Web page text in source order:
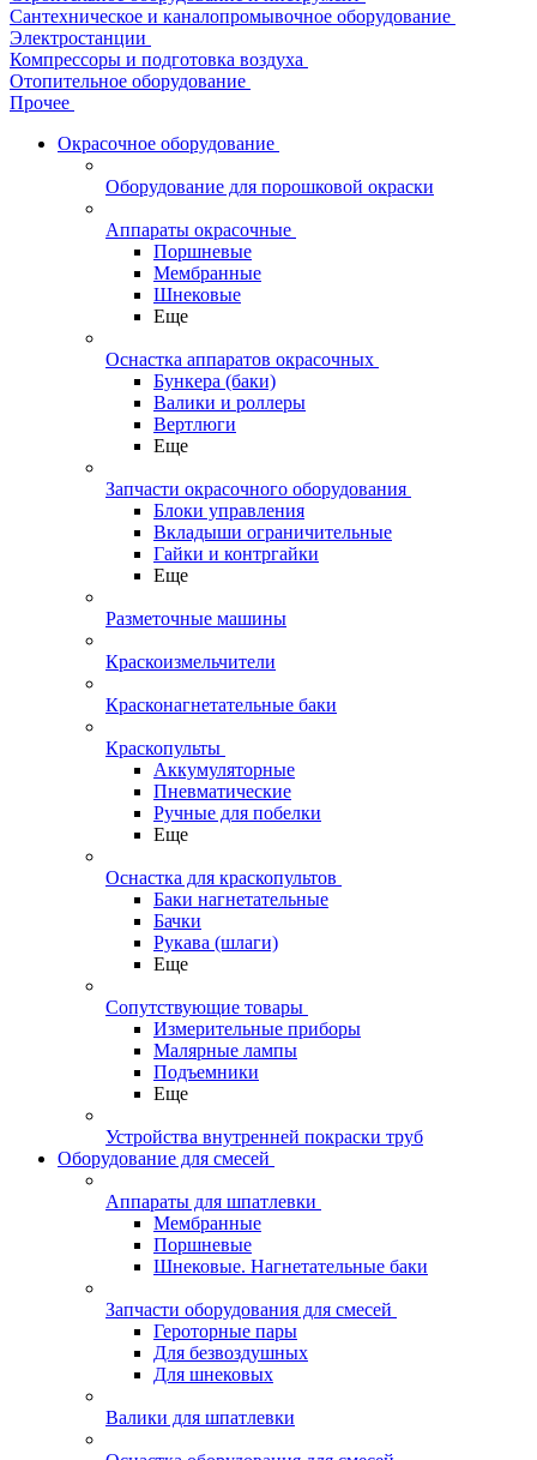
Сантехническое и каналопромывочное оборудование
Электростанции
Компрессоры и подготовка воздуха
Отопительное оборудование
Прочее
Окрасочное оборудование
Оборудование для порошковой окраски
Аппараты окрасочные
Поршневые
Мембранные
Шнековые
Еще
Оснастка аппаратов окрасочных
Бункера (баки)
Валики и роллеры
Вертлюги
Еще
Запчасти окрасочного оборудования
Блоки управления
Вкладыши ограничительные
Гайки и контргайки
Еще
Разметочные машины
Краскоизмельчители
Красконагнетательные баки
Краскопульты
Аккумуляторные
Пневматические
Ручные для побелки
Еще
Оснастка для краскопультов
Баки нагнетательные
Бачки
Рукава (шлаги)
Еще
Сопутствующие товары
Измерительные приборы
Малярные лампы
Подъемники
Еще
Устройства внутренней покраски труб
Оборудование для смесей
Аппараты для шпатлевки
Мембранные
Поршневые
Шнековые. Нагнетательные баки
Запчасти оборудования для смесей
Героторные пары
Для безвоздушных
Для шнековых
Валики для шпатлевки